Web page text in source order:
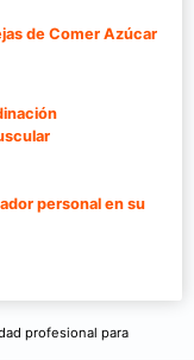
de Comer Azúcar
personal en su
profesional para